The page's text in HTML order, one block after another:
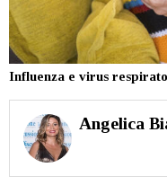
Influenza e virus
Angelica